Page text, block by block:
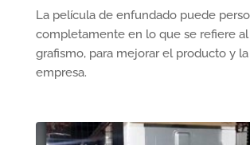
La película de enfundado puede
completamente en lo que se refiere
grafismo, para mejorar el producto y
empresa.